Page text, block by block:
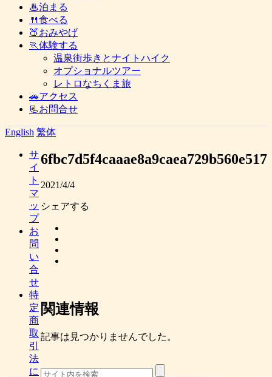
♨泊まる
🍴食べる
🍑おみやげ
🏃体験する
温泉街歩きとナイトハイク
オプショナルツアー
レトロなちくま旅
🚗アクセス
📃お問合せ
English 繁体
6fbc7d5f4caaae8a9caea729b560e517
2021/4/4
シェアする
関連情報
記事は見つかりませんでした。
サ
イ
ト
マ
ッ
プ
お
問
い
合
せ
特
定
商
取
引
法
に